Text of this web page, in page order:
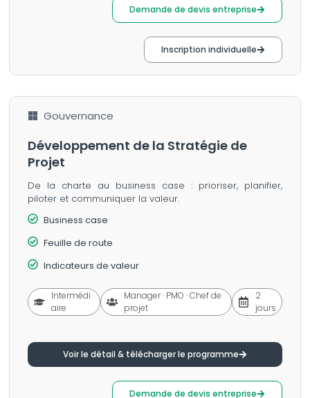
Demande de devis entreprise
Inscription individuelle
Gouvernance
Développement de la Stratégie de
Projet
De la charte au business case : prioriser, planifier,
piloter et communiquer la valeur.
Business case
Feuille de route
Indicateurs de valeur
Intermédi
aire
Manager · PMO · Chef de
projet
2
jours
Voir le détail & télécharger le programme
Demande de devis entreprise